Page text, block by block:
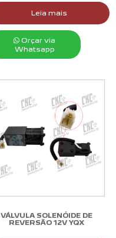
Leia mais
Orçar via
Whatsapp
VÁLVULA SOLENÓIDE DE
REVERSÃO 12V YQX